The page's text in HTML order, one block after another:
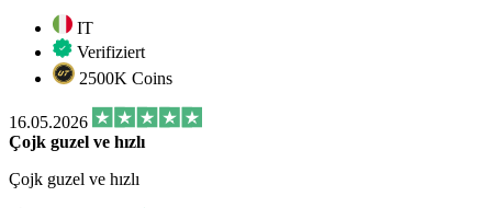
IT
Verifiziert
2500K Coins
16.05.2026
Çojk guzel ve hızlı
Çojk guzel ve hızlı